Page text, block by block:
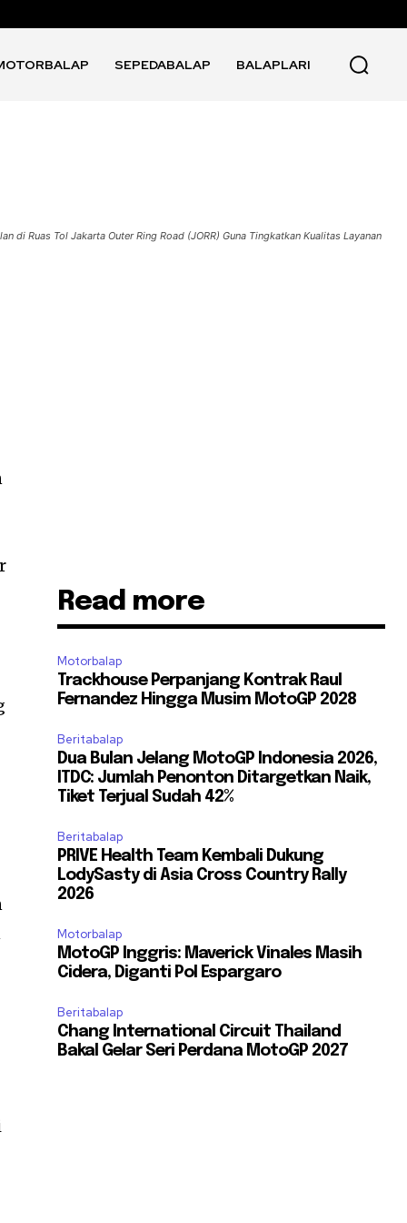
SEPEDABALAP BALAPLARI
di Ruas Tol Jakarta Outer Ring Road (JORR) Guna Tingkatkan Kualitas Layanan
Read more
Motorbalap
Trackhouse Perpanjang Kontrak Raul
Fernandez Hingga Musim MotoGP 2028
Beritabalap
Dua Bulan Jelang MotoGP Indonesia 2026,
ITDC: Jumlah Penonton Ditargetkan Naik,
Tiket Terjual Sudah 42%
Beritabalap
PRIVE Health Team Kembali Dukung
LodySasty di Asia Cross Country Rally
2026
Motorbalap
MotoGP Inggris: Maverick Vinales Masih
Cidera, Diganti Pol Espargaro
Beritabalap
Chang International Circuit Thailand
Bakal Gelar Seri Perdana MotoGP 2027